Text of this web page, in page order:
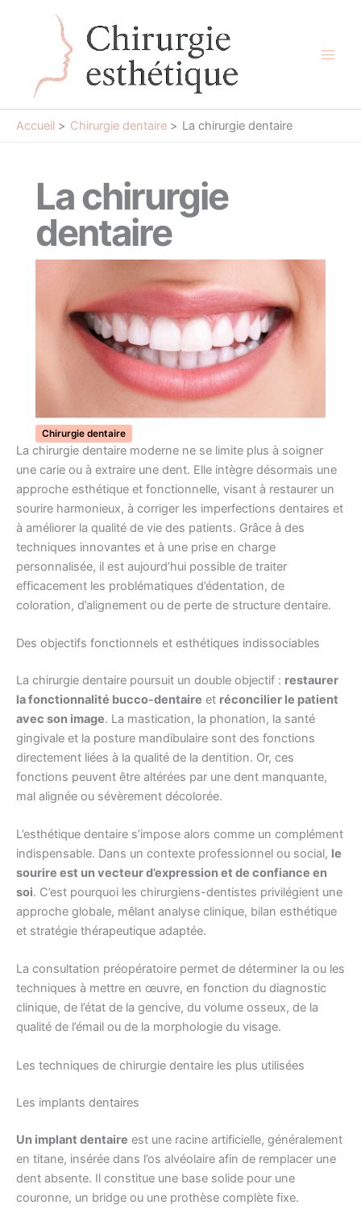
Accueil Chirurgie dentaire La chirurgie dentaire
La chirurgie
dentaire
Chirurgie dentaire
La chirurgie dentaire moderne ne se limite plus à soigner
une carie ou à extraire une dent. Elle intègre désormais une
approche esthétique et fonctionnelle, visant à restaurer un
sourire harmonieux, à corriger les imperfections dentaires et
à améliorer la qualité de vie des patients. Grâce à des
techniques innovantes et à une prise en charge
personnalisée, il est aujourd’hui possible de traiter
efficacement les problématiques d’édentation, de
coloration, d’alignement ou de perte de structure dentaire.
Des objectifs fonctionnels et esthétiques indissociables
La chirurgie dentaire poursuit un double objectif : restaurer
la fonctionnalité bucco-dentaire et réconcilier le patient
avec son image. La mastication, la phonation, la santé
gingivale et la posture mandibulaire sont des fonctions
directement liées à la qualité de la dentition. Or, ces
fonctions peuvent être altérées par une dent manquante,
mal alignée ou sévèrement décolorée.
L’esthétique dentaire s’impose alors comme un complément
indispensable. Dans un contexte professionnel ou social, le
sourire est un vecteur d’expression et de confiance en
soi. C’est pourquoi les chirurgiens-dentistes privilégient une
approche globale, mêlant analyse clinique, bilan esthétique
et stratégie thérapeutique adaptée.
La consultation préopératoire permet de déterminer la ou les
techniques à mettre en œuvre, en fonction du diagnostic
clinique, de l’état de la gencive, du volume osseux, de la
qualité de l’émail ou de la morphologie du visage.
Les techniques de chirurgie dentaire les plus utilisées
Les implants dentaires
Un implant dentaire est une racine artificielle, généralement
en titane, insérée dans l’os alvéolaire afin de remplacer une
dent absente. Il constitue une base solide pour une
couronne, un bridge ou une prothèse complète fixe.